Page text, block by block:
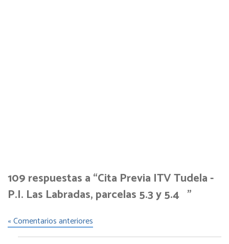
109 respuestas a “Cita Previa ITV Tudela -
P.I. Las Labradas, parcelas 5.3 y 5.4 ”
« Comentarios anteriores